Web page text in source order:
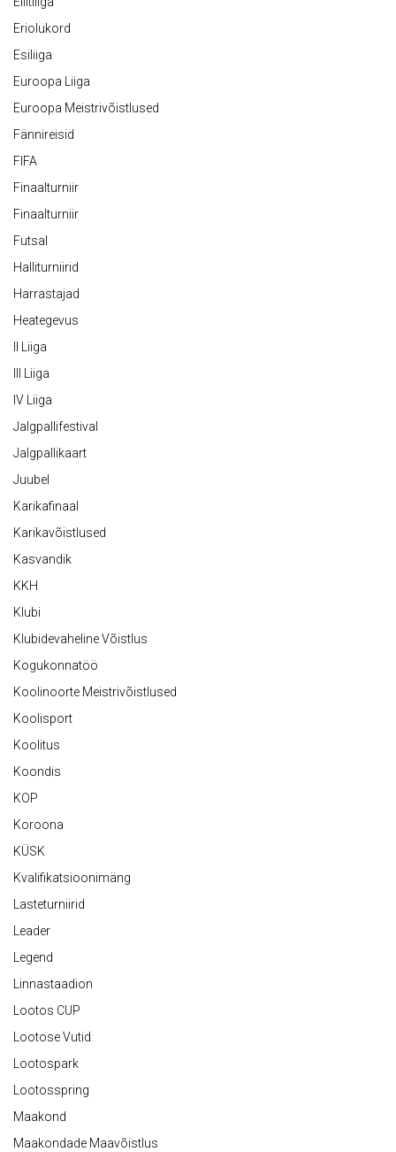
Eriolukord
Esiliiga
Euroopa Liiga
Euroopa Meistrivõistlused
Fännireisid
FIFA
Finaalturniir
Finaalturniir
Futsal
Halliturniirid
Harrastajad
Heategevus
II Liiga
III Liiga
IV Liiga
Jalgpallifestival
Jalgpallikaart
Juubel
Karikafinaal
Karikavõistlused
Kasvandik
KKH
Klubi
Klubidevaheline Võistlus
Kogukonnatöö
Koolinoorte Meistrivõistlused
Koolisport
Koolitus
Koondis
KOP
Koroona
KÜSK
Kvalifikatsioonimäng
Lasteturniirid
Leader
Legend
Linnastaadion
Lootos CUP
Lootose Vutid
Lootospark
Lootosspring
Maakond
Maakondade Maavõistlus